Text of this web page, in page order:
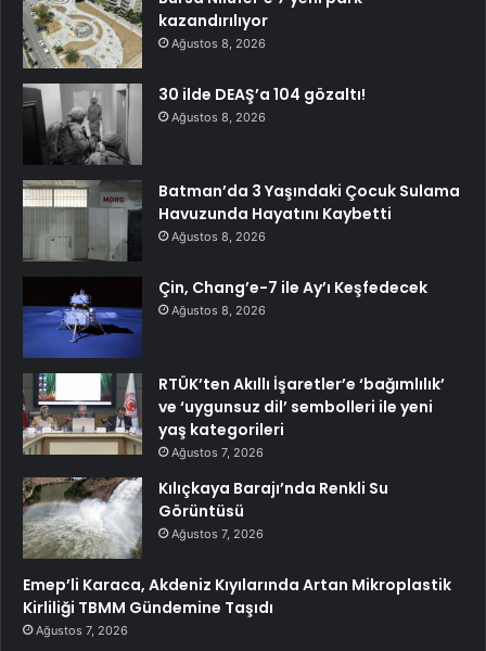
kazandırılıyor
Ağustos 8, 2026
30 ilde DEAŞ’a 104 gözaltı!
Ağustos 8, 2026
Batman’da 3 Yaşındaki Çocuk Sulama
Havuzunda Hayatını Kaybetti
Ağustos 8, 2026
Çin, Chang’e-7 ile Ay’ı Keşfedecek
Ağustos 8, 2026
RTÜK’ten Akıllı İşaretler’e ‘bağımlılık’
ve ‘uygunsuz dil’ sembolleri ile yeni
yaş kategorileri
Ağustos 7, 2026
Kılıçkaya Barajı’nda Renkli Su
Görüntüsü
Ağustos 7, 2026
Emep’li Karaca, Akdeniz Kıyılarında Artan Mikroplastik
Kirliliği TBMM Gündemine Taşıdı
Ağustos 7, 2026